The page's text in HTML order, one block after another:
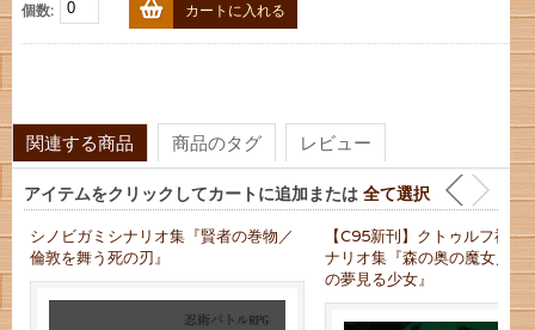
個数: カートに入れる
関連する商品 商品のタグ レビュー
アイテムをクリックしてカートに追加または 全て選択
シノビガミシナリオ集『賢者の巻物／
倫敦を舞う死の刃』
【C95新刊】クトゥルフ神話
ナリオ集『森の奥の魔女／宇
の夢見る少女』